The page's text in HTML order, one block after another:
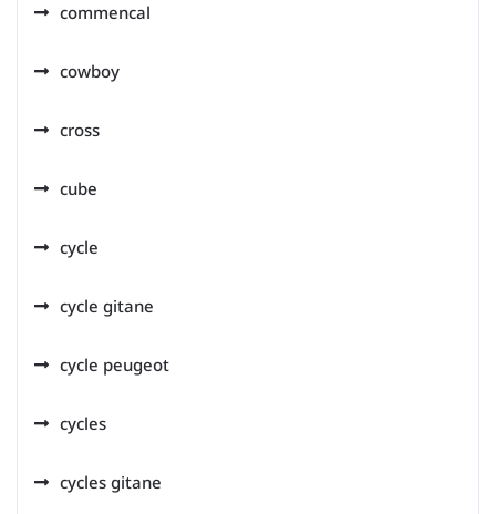
commencal
cowboy
cross
cube
cycle
cycle gitane
cycle peugeot
cycles
cycles gitane